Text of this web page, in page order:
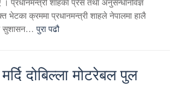
भेटका क्रममा प्रधानमन्त्री शाहले नेपालमा हालै
सुशासन… पुरा पढौ
दोबिल्ला मोटरेबल पुल